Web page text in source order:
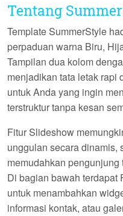
Tentang
Template SummerStyle
perpaduan warna Biru,
Tampilan dua kolom
menjadikan tata letak rapi
untuk Anda yang ingin
terstruktur tanpa kesan
Fitur Slideshow
unggulan secara dinamis,
memudahkan
Di bagian bawah terdapat
untuk menambahkan
informasi kontak, atau